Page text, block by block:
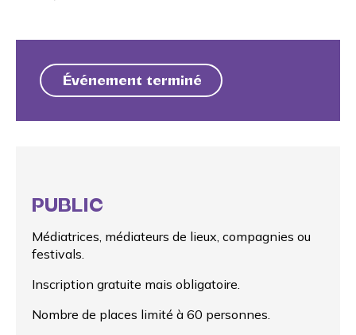
Événement terminé
PUBLIC
Médiatrices, médiateurs de lieux, compagnies ou
festivals.
Inscription gratuite mais obligatoire.
Nombre de places limité à 60 personnes.